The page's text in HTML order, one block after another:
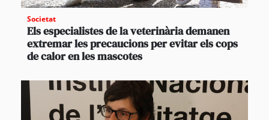
Societat
Els especialistes de la veterinària demanen
extremar les precaucions per evitar els cops
de calor en les mascotes